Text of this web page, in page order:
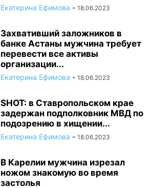
Екатерина Ефимова - 18.06.2023
Захвативший заложников в
банке Астаны мужчина требует
перевести все активы
организации...
Екатерина Ефимова - 18.06.2023
SHOT: в Ставропольском крае
задержан подполковник МВД по
подозрению в хищении...
Екатерина Ефимова - 18.06.2023
В Карелии мужчина изрезал
ножом знакомую во время
застолья